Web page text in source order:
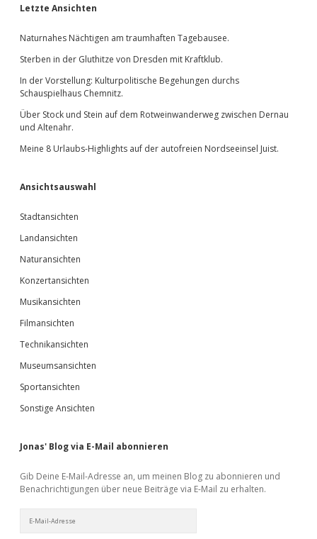
Sidebar
Letzte Ansichten
Naturnahes Nächtigen am traumhaften Tagebausee.
Sterben in der Gluthitze von Dresden mit Kraftklub.
In der Vorstellung: Kulturpolitische Begehungen durchs
Schauspielhaus Chemnitz.
Über Stock und Stein auf dem Rotweinwanderweg zwischen Dernau
und Altenahr.
Meine 8 Urlaubs-Highlights auf der autofreien Nordseeinsel Juist.
Ansichtsauswahl
Stadtansichten
Landansichten
Naturansichten
Konzertansichten
Musikansichten
Filmansichten
Technikansichten
Museumsansichten
Sportansichten
Sonstige Ansichten
Jonas' Blog via E-Mail abonnieren
Gib Deine E-Mail-Adresse an, um meinen Blog zu abonnieren und
Benachrichtigungen über neue Beiträge via E-Mail zu erhalten.
Mail-